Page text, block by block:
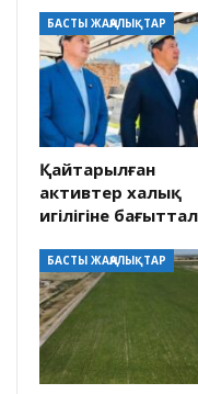
БАСТЫ ЖАҢАЛЫҚТАР
Қайтарылған
активтер халық
игілігіне
БАСТЫ ЖАҢАЛЫҚТАР